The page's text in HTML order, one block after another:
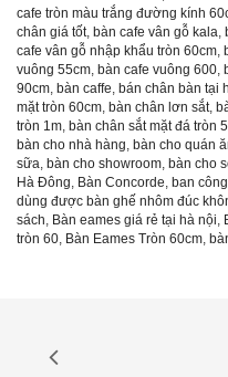
cafe tròn màu trắng đường kính
chân giá tốt, bàn cafe vân gỗ kala,
cafe vân gỗ nhập khẩu tròn 60cm,
vuông 55cm, bàn cafe vuông 600,
90cm, bàn caffe, bán chân bàn tại
mặt tròn 60cm, bàn chân lơn sắt,
tròn 1m, bàn chân sắt mặt đá tròn
bàn cho nhà hàng, bàn cho quán
sữa, bàn cho showroom, bàn cho
Hà Đông, Bàn Concorde, ban
dùng được bàn ghế nhôm đúc
sách, Bàn eames giá rẻ tại hà nội,
tròn 60, Bàn Eames Tròn 60cm,